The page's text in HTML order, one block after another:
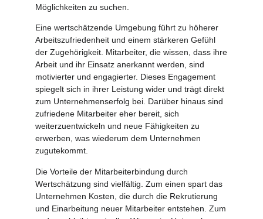
Möglichkeiten zu suchen.
Eine wertschätzende Umgebung führt zu höherer
Arbeitszufriedenheit und einem stärkeren Gefühl
der Zugehörigkeit. Mitarbeiter, die wissen, dass ihre
Arbeit und ihr Einsatz anerkannt werden, sind
motivierter und engagierter. Dieses Engagement
spiegelt sich in ihrer Leistung wider und trägt direkt
zum Unternehmenserfolg bei. Darüber hinaus sind
zufriedene Mitarbeiter eher bereit, sich
weiterzuentwickeln und neue Fähigkeiten zu
erwerben, was wiederum dem Unternehmen
zugutekommt.
Die Vorteile der Mitarbeiterbindung durch
Wertschätzung sind vielfältig. Zum einen spart das
Unternehmen Kosten, die durch die Rekrutierung
und Einarbeitung neuer Mitarbeiter entstehen. Zum